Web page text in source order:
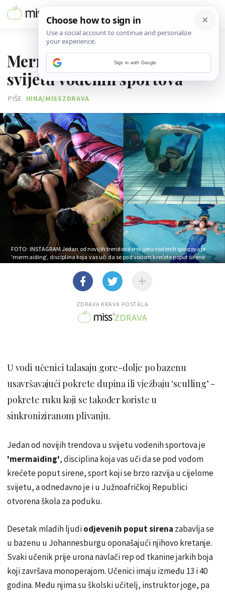
Mermaiding: Novi trend u
svijetu vodenih sportova
PIŠE HINA/MISSZDRAVA
FOTO: INSTAGRAMJedan od novijih trendova u svijetu vodenih sportova je
'mermaiding', disciplina koja vas uči da se pod vodom krećete poput sirene
ZDRAVA KRAVA POSTALA
U vodi učenici talasaju gore-dolje po bazenu
usavršavajući pokrete dupina ili vježbaju 'sculling’ -
pokrete ruku koji se također koriste u
sinkroniziranom plivanju.
Jedan od novijih trendova u svijetu vodenih sportova je
'mermaiding', disciplina koja vas uči da se pod vodom
krećete poput sirene, sport koji se brzo razvija u cijelome
svijetu, a odnedavno je i u Južnoafričkoj Republici
otvorena škola za poduku.
Desetak mladih ljudiodjevenih poput sirena zabavlja se
u bazenu u Johannesburgu oponašajući njihovo kretanje.
Svaki učenik prije urona navlači rep od tkanine jarkih boja
koji završava monoperajom. Učenici imaju između 13 i 40
godina. Među njima su školski učitelj, instruktor joge, pa
Sign in with Google